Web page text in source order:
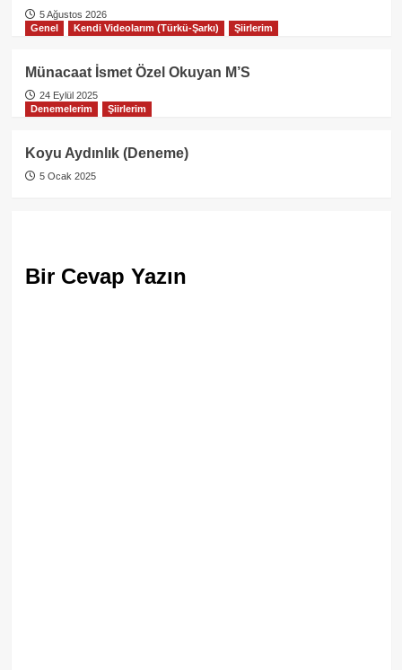
5 Ağustos 2026
Genel
Kendi Videolarım (Türkü-Şarkı) Şiirlerim
Münacaat İsmet Özel Okuyan M’S
24 Eylül 2025
Denemelerim
Şiirlerim
Koyu Aydınlık (Deneme)
5 Ocak 2025
Bir Cevap Yazın